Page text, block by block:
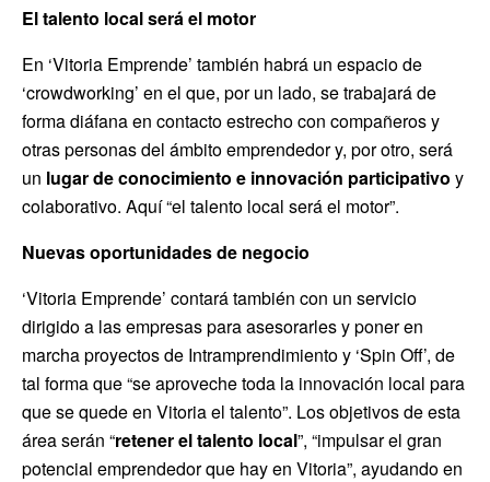
El talento local será el motor
En ‘Vitoria Emprende’ también habrá un espacio de
‘crowdworking’ en el que, por un lado, se trabajará de
forma diáfana en contacto estrecho con compañeros y
otras personas del ámbito emprendedor y, por otro, será
un lugar de conocimiento e innovación participativo y
colaborativo. Aquí “el talento local será el motor”.
Nuevas oportunidades de negocio
‘Vitoria Emprende’ contará también con un servicio
dirigido a las empresas para asesorarles y poner en
marcha proyectos de Intramprendimiento y ‘Spin Off’, de
tal forma que “se aproveche toda la innovación local para
que se quede en Vitoria el talento”. Los objetivos de esta
área serán “retener el talento local”, “impulsar el gran
potencial emprendedor que hay en Vitoria”, ayudando en